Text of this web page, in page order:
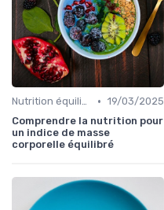
Nutrition équilibrée • 19/03/2025
Comprendre la nutrition pour
un indice de masse
corporelle équilibré